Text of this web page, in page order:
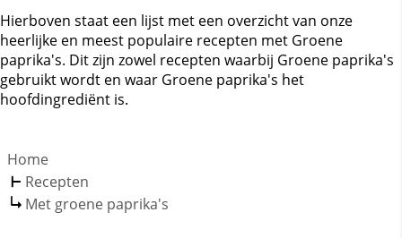
Hierboven staat een lijst met een overzicht van onze
heerlijke en meest populaire recepten met Groene
paprika's. Dit zijn zowel recepten waarbij Groene paprika's
gebruikt wordt en waar Groene paprika's het
hoofdingrediënt is.
Home
Recepten
Met groene paprika's